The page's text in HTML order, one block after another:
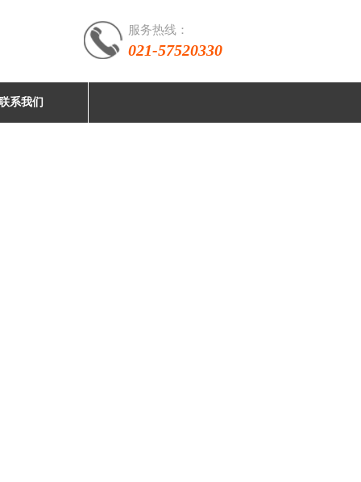
服务热线：
021-57520330
系我们